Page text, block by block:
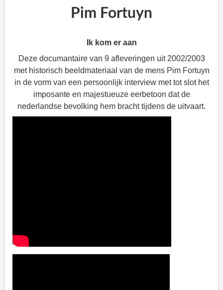
Pim Fortuyn
Ik kom er aan
Deze documantaire van 9 afleveringen uit 2002/2003
met historisch beeldmateriaal van de mens Pim Fortuyn
in de vorm van een persoonlijk interview met tot slot het
imposante en majestueuze eerbetoon dat de
nederlandse bevolking hem bracht tijdens de uitvaart.